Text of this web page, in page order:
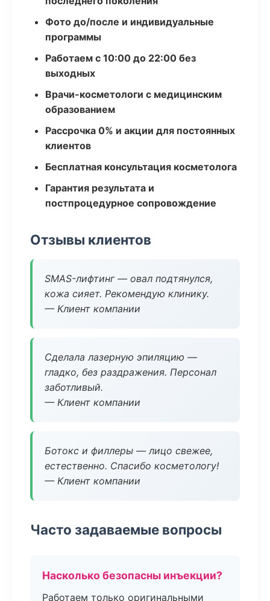
Фото до/после и индивидуальные
программы
Работаем с 10:00 до 22:00 без
выходных
Врачи-косметологи с медицинским
образованием
Рассрочка 0% и акции для постоянных
клиентов
Бесплатная консультация косметолога
Гарантия результата и
постпроцедурное сопровождение
Отзывы клиентов
SMAS-лифтинг — овал подтянулся,
кожа сияет. Рекомендую клинику.
— Клиент компании
Сделала лазерную эпиляцию —
гладко, без раздражения. Персонал
заботливый.
— Клиент компании
Ботокс и филлеры — лицо свежее,
естественно. Спасибо косметологу!
— Клиент компании
Часто задаваемые вопросы
Насколько безопасны инъекции?
Работаем только оригинальными